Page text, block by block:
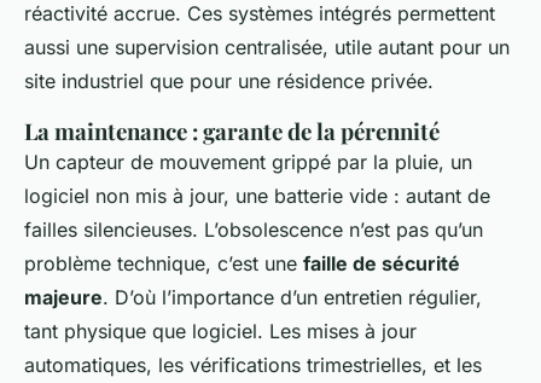
réactivité accrue. Ces systèmes intégrés permettent
aussi une supervision centralisée, utile autant pour un
site industriel que pour une résidence privée.
La maintenance : garante de la pérennité
Un capteur de mouvement grippé par la pluie, un
logiciel non mis à jour, une batterie vide : autant de
failles silencieuses. L’obsolescence n’est pas qu’un
problème technique, c’est une faille de sécurité
majeure. D’où l’importance d’un entretien régulier,
tant physique que logiciel. Les mises à jour
automatiques, les vérifications trimestrielles, et les